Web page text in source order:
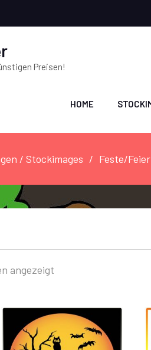
Preisen!
HOME
/ Stockimages Feste/
angezeigt